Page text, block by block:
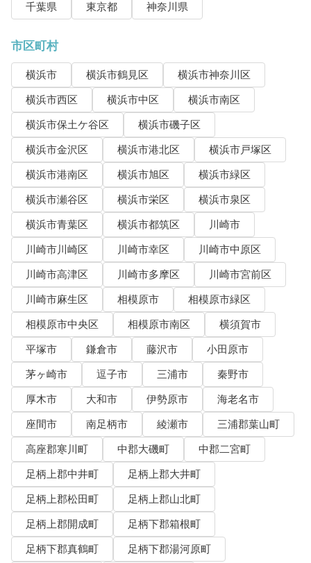
千葉県
東京都 神奈川県
市区町村
横浜市 横浜市鶴見区
横浜市神奈川区
横浜市西区
横浜市中区
横浜市南区
横浜市保土ケ谷区
横浜市磯子区
横浜市金沢区
横浜市港北区
横浜市戸塚区
横浜市港南区
横浜市旭区
横浜市緑区
横浜市瀬谷区
横浜市栄区
横浜市泉区
横浜市青葉区
横浜市都筑区
川崎市
川崎市川崎区
川崎市幸区
川崎市中原区
川崎市高津区
川崎市多摩区
川崎市宮前区
川崎市麻生区
相模原市
相模原市緑区
相模原市中央区
相模原市南区
横須賀市
平塚市
鎌倉市 藤沢市
小田原市
茅ヶ崎市
逗子市 三浦市
秦野市
厚木市
大和市 伊勢原市
海老名市
座間市
南足柄市 綾瀬市
三浦郡葉山町
高座郡寒川町
中郡大磯町
中郡二宮町
足柄上郡中井町
足柄上郡大井町
足柄上郡松田町
足柄上郡山北町
足柄上郡開成町
足柄下郡箱根町
足柄下郡真鶴町
足柄下郡湯河原町